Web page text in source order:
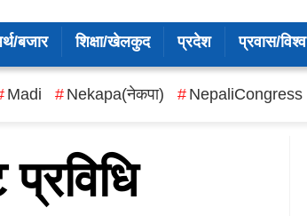
बजार शिक्षा/खेलकुद प्रदेश प्रवास/विश्व
Madi Nekapa(नेकपा) NepaliCongress